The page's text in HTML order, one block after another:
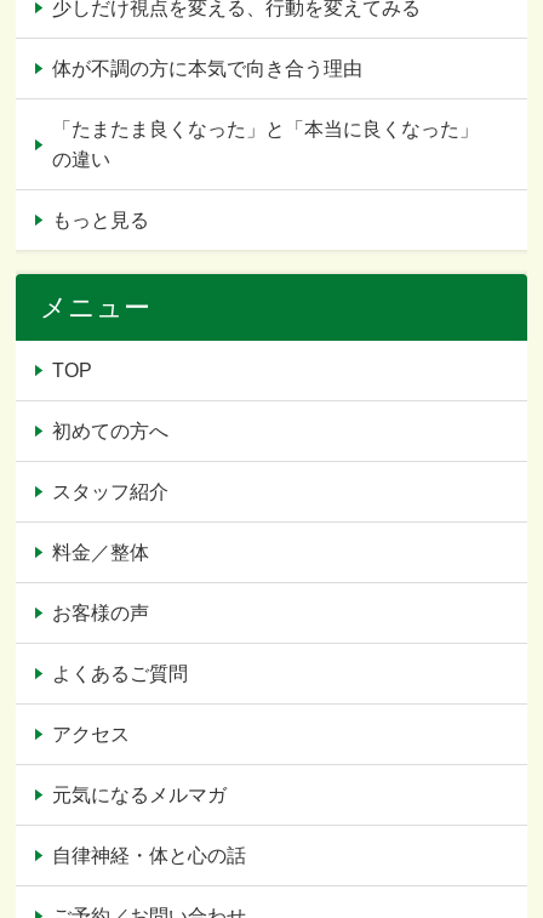
少しだけ視点を変える、行動を変えてみる
体が不調の方に本気で向き合う理由
「たまたま良くなった」と「本当に良くなった」
の違い
もっと見る
メニュー
TOP
初めての方へ
スタッフ紹介
料金／整体
お客様の声
よくあるご質問
アクセス
元気になるメルマガ
自律神経・体と心の話